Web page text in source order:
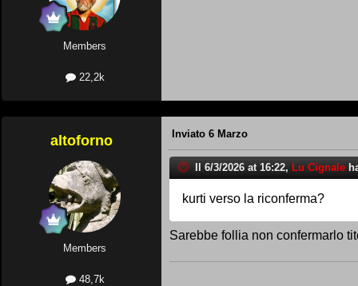
Members
22,2k
altoforno
Members
48,7k
Inviato 6 Marzo
Il 6/3/2026 at 16:22, Lu Cignale
kurti verso la riconferma?
Sarebbe follia non confermarlo